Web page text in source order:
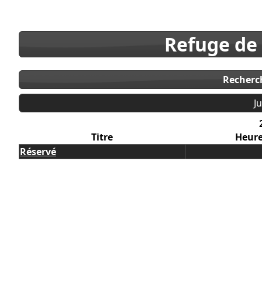
Refuge
Titre
Réservé